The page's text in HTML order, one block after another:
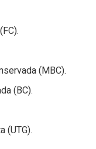
(MBC).
(BC).
(UTG).